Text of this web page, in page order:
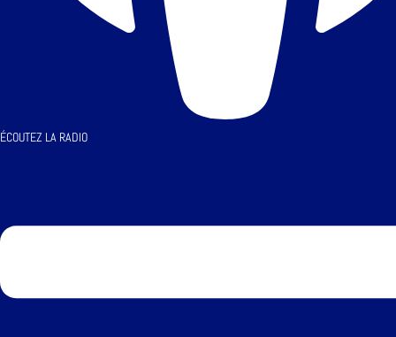
ÉCOUTEZ LA RADIO